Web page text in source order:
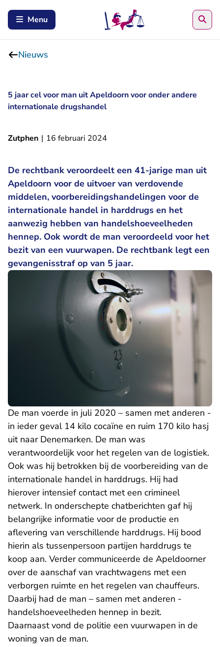
Menu
Nieuws
5 jaar cel voor man uit Apeldoorn voor onder andere
internationale drugshandel
Zutphen | 16 februari 2024
De rechtbank veroordeelt een 41-jarige man uit
Apeldoorn voor de uitvoer van verdovende
middelen, voorbereidingshandelingen voor de
internationale handel in harddrugs en het
aanwezig hebben van handelshoeveelheden
hennep. Ook wordt de man veroordeeld voor het
bezit van een vuurwapen. De rechtbank legt een
gevangenisstraf op van 5 jaar.
De man voerde in juli 2020 – samen met anderen -
in ieder geval 14 kilo cocaïne en ruim 170 kilo hasj
uit naar Denemarken. De man was
verantwoordelijk voor het regelen van de logistiek.
Ook was hij betrokken bij de voorbereiding van de
internationale handel in harddrugs. Hij had
hierover intensief contact met een crimineel
netwerk. In onderschepte chatberichten gaf hij
belangrijke informatie voor de productie en
aflevering van verschillende harddrugs. Hij bood
hierin als tussenpersoon partijen harddrugs te
koop aan. Verder communiceerde de Apeldoorner
over de aanschaf van vrachtwagens met een
verborgen ruimte en het regelen van chauffeurs.
Daarbij had de man – samen met anderen -
handelshoeveelheden hennep in bezit.
Daarnaast vond de politie een vuurwapen in de
woning van de man.